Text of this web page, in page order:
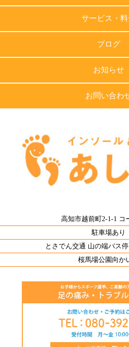
サービス・料
ブログ
お知らせ
お問い合わ
高知市越前町2-1-1 コ
駐車場あり
とさでん交通 山の端バス停
桜馬場公園向か